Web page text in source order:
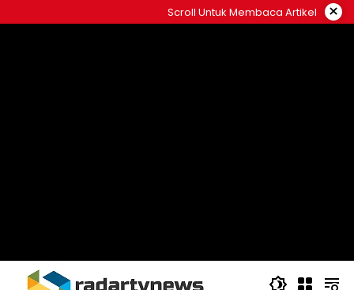
to
Scroll Untuk Membaca Artikel ×